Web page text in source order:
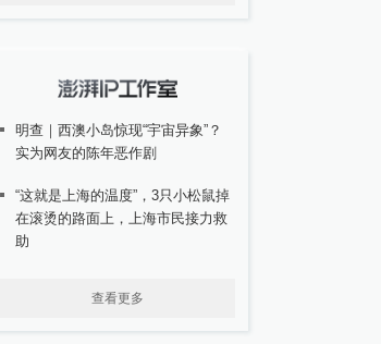
明查｜西澳小岛惊现“宇宙异象”？
实为网友的陈年恶作剧
“这就是上海的温度”，3只小松鼠掉
在滚烫的路面上，上海市民接力救
助
查看更多